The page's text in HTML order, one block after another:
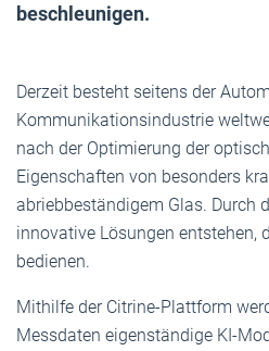
beschleunigen.
Derzeit besteht seitens der
Kommunikationsindustrie
nach der Optimierung der
Eigenschaften von besonders
abriebbeständigem Glas. Durch
innovative Lösungen entstehen,
bedienen.
Mithilfe der Citrine-Plattform
Messdaten eigenständige KI-